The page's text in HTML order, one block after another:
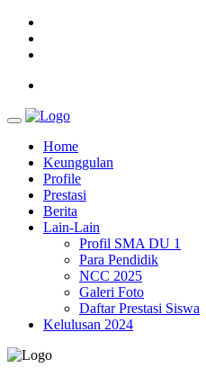
Home
Keunggulan
Profile
Prestasi
Berita
Lain-Lain
Profil SMA DU 1
Para Pendidik
NCC 2025
Galeri Foto
Daftar Prestasi Siswa
Kelulusan 2024